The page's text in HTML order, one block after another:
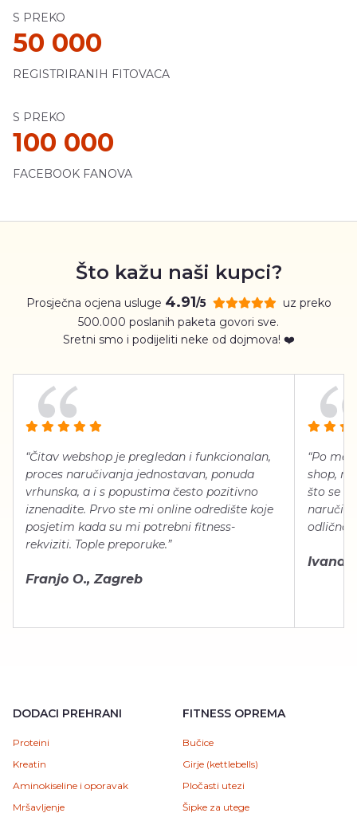
S PREKO
50 000
REGISTRIRANIH FITOVACA
S PREKO
100 000
FACEBOOK FANOVA
Što kažu naši kupci?
Prosječna ocjena usluge 4.91/5
uz preko
500.000 poslanih paketa govori sve.
Sretni smo i podijeliti neke od dojmova! ❤️
“Čitav webshop je pregledan i funkcionalan,
proces naručivanja jednostavan, ponuda
vrhunska, a i s popustima često pozitivno
iznenadite. Prvo ste mi online odredište koje
posjetim kada su mi potrebni fitness-
rekviziti. Tople preporuke.”
Franjo O., Zagreb
“Po
shop,
što se
naručiti,
odlično
Ivana
DODACI PREHRANI
Proteini
Kreatin
Aminokiseline i oporavak
Mršavljenje
FITNESS OPREMA
Bučice
Girje (kettlebells)
Pločasti utezi
Šipke za utege